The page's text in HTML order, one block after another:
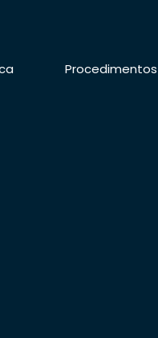
Procedimentos